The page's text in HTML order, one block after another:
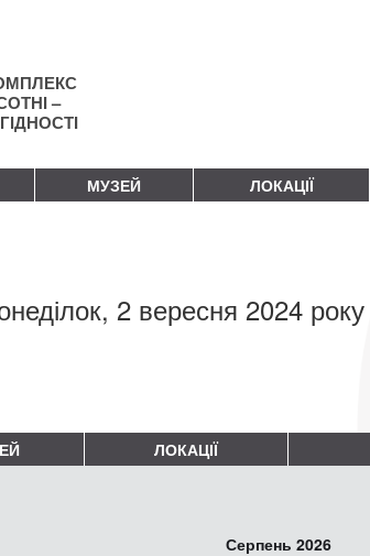
–
МУЗЕЙ ЛОКАЦІЇ
2 вересня 2024 року
ЛОКАЦІЇ
Серпень 2026